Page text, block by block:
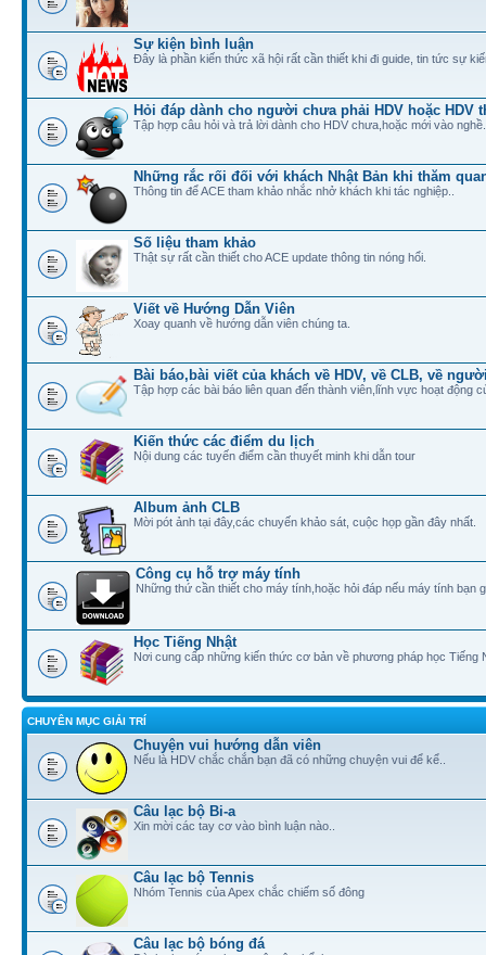
Sự kiện bình luận
Đây là phần kiến thức xã hội rất cần thiết khi đi guide, tin tức sự
Hỏi đáp dành cho người chưa phải HDV hoặc HDV
Tập hợp câu hỏi và trả lời dành cho HDV chưa,hoặc mới vào
Những rắc rối đối với khách Nhật Bản khi thăm
Thông tin để ACE tham khảo nhắc nhở khách khi tác nghiệp..
Số liệu tham khảo
Thật sự rất cần thiết cho ACE update thông tin nóng hổi.
Viết về Hướng Dẫn Viên
Xoay quanh về hướng dẫn viên chúng ta.
Bài báo,bài viết của khách về HDV, về CLB, về
Tập hợp các bài báo liên quan đến thành viên,lĩnh vực hoạt động
Kiến thức các điểm du lịch
Nội dung các tuyến điểm cần thuyết minh khi dẫn tour
Album ảnh CLB
Mời pót ảnh tại đây,các chuyến khảo sát, cuộc họp gần đây nhất.
Công cụ hỗ trợ máy tính
Những thứ cần thiết cho máy tính,hoặc hỏi đáp nếu máy tính bạn
Học Tiếng Nhật
Nơi cung cấp những kiến thức cơ bản về phương pháp học Tiếng
CHUYÊN MỤC GIẢI TRÍ
Chuyện vui hướng dẫn viên
Nếu là HDV chắc chắn bạn đã có những chuyện vui để kể..
Câu lạc bộ Bi-a
Xin mời các tay cơ vào bình luận nào..
Câu lạc bộ Tennis
Nhóm Tennis của Apex chắc chiếm số đông
Câu lạc bộ bóng đá